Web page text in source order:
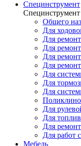
Специнструмент
Специнструмент
Общего
Для
Для
Для
Для
Для
Для
Для
Для
Для
Для
Для
Для работ
Мебель